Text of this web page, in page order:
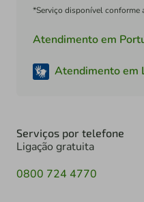
*Serviço disponível conforme
Atendimento em
Atendimento em
Serviços por telefone
Ligação gratuita
0800 724 4770